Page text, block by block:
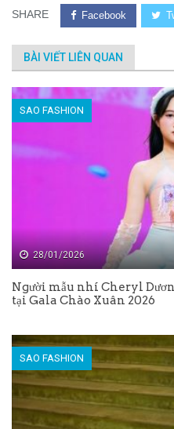
SHARE Facebook
BÀI VIẾT LIÊN QUAN
SAO FASHION
28/01/2026
Người mẫu nhí Cheryl
tại Gala Chào Xuân 2026
SAO FASHION